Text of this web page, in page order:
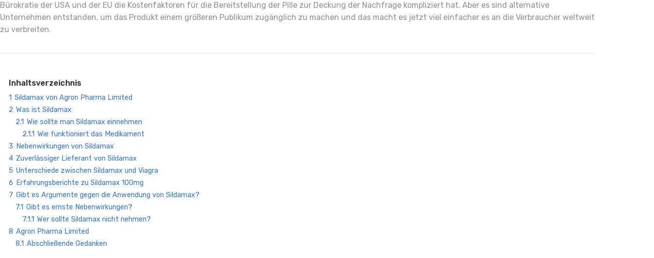
Bürokratie der USA und der EU die Kostenfaktoren für die Bereitstellung der Pille zur Deckung der Nachfrage kompliziert hat. Aber es sind alternative
Unternehmen entstanden, um das Produkt einem größeren Publikum zugänglich zu machen und das macht es jetzt viel einfacher es an die Verbraucher weltweit
zu verbreiten.
Inhaltsverzeichnis
1 Sildamax von Agron Pharma Limited
2 Was ist Sildamax
2.1 Wie sollte man Sildamax einnehmen
2.1.1 Wie funktioniert das Medikament
3 Nebenwirkungen von Sildamax
4 Zuverlässiger Lieferant von Sildamax
5 Unterschiede zwischen Sildamax und Viagra
6 Erfahrungsberichte zu Sildamax 100mg
7 Gibt es Argumente gegen die Anwendung von Sildamax?
7.1 Gibt es ernste Nebenwirkungen?
7.1.1 Wer sollte Sildamax nicht nehmen?
8 Agron Pharma Limited
8.1 Abschließende Gedanken